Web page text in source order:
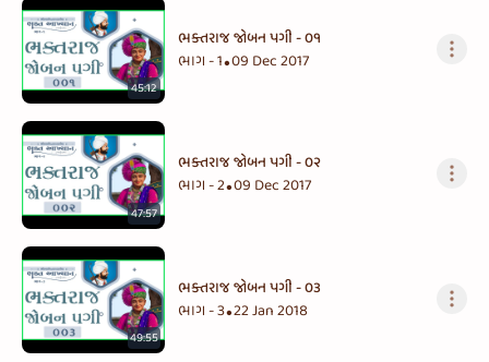
45:12
ભક્તરાજ જોબન પગી - ૦૧
ભાગ - 1•09 Dec 2017
47:57
ભક્તરાજ જોબન પગી - ૦૨
ભાગ - 2•09 Dec 2017
49:55
ભક્તરાજ જોબન પગી - ૦૩
ભાગ - 3•22 Jan 2018